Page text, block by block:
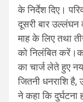
के निर्देश दिए।
दूसरी बार
माह के लिए तथा
को निलंबित
का चार्ज लेते हुए
जितनी धनराशि
ने कहा कि